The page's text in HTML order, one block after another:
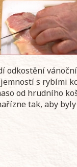
odkostění
s rybími
od hrudního
tak, aby